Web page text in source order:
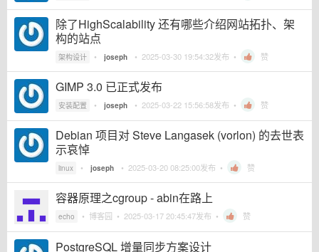
除了HighScalability 还有哪些介绍网站拓扑、架
构的站点
架构设计 • joseph • 2025-03-30 19:54:32发布 • 赞
GIMP 3.0 已正式发布
安装配置 • joseph • 2025-03-22 15:56:58发布 • 赞
Debian 项目对 Steve Langasek (vorlon) 的去世表
示哀悼
linux • joseph • 2025-03-20 08:25:00发布 • 赞
容器原理之cgroup - abin在路上
echo • 博客园 • 2025-03-17 20:45:47发布 • 赞
PostgreSQL 增量同步方案设计